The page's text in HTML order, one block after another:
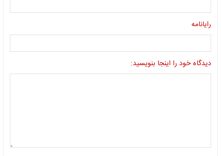
رایانامه
دیدگاه خود را اینجا بنویسید: